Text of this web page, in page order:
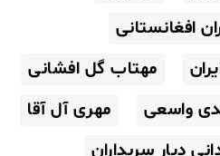
افغانستانی
مهتاب گل افشانی
واسعی
مهری آل آقا
دیار سربداران